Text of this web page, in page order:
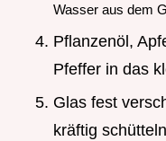
Wasser aus dem
Pflanzenöl,
Pfeffer in das
Glas fest
kräftig